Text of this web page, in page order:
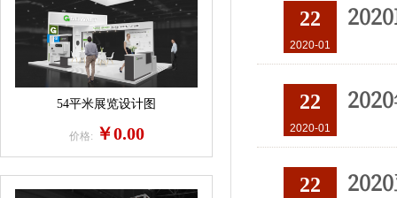
22
2020-01
22
2020-01
22
54平米展览设计图
价格: ￥0.00